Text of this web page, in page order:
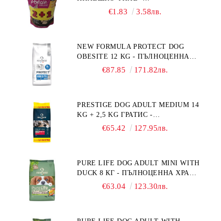
ПРОМОКОМПЛЕКТ 3 БР.
€1.83 3.58лв.
NEW FORMULA PROTECT DOG
OBESITE 12 KG - ПЪЛНОЦЕННА
ДИЕТИЧНА ХРАНА ЗА КУЧЕТА
"РЕГУЛИРАНЕ НА ВНОСА НА
ГЛЮКОЗА (DIABETES MELLITUS)."
€87.85 171.82лв.
PRESTIGE DOG ADULT MEDIUM 14
KG + 2,5 KG ГРАТИС -
ПЪЛНОЦЕННА ХРАНА ЗА
€65.42 127.95лв.
PURE LIFE DOG ADULT MINI WITH
DUCK 8 КГ - ПЪЛНОЦЕННА ХРАНА
ЗА ПОРАСНАЛИ КУЧЕТА ОТ
€63.04 123.30лв.